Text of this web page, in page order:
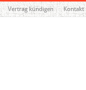
Vertrag kündigen Kontakt